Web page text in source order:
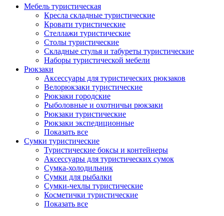
Мебель туристическая
Кресла складные туристические
Кровати туристические
Стеллажи туристические
Столы туристические
Складные стулья и табуреты туристические
Наборы туристической мебели
Рюкзаки
Аксессуары для туристических рюкзаков
Велорюкзаки туристические
Рюкзаки городские
Рыболовные и охотничьи рюкзаки
Рюкзаки туристические
Рюкзаки экспедиционные
Показать все
Сумки туристические
Туристические боксы и контейнеры
Аксессуары для туристических сумок
Сумка-холодильник
Сумки для рыбалки
Сумки-чехлы туристические
Косметички туристические
Показать все